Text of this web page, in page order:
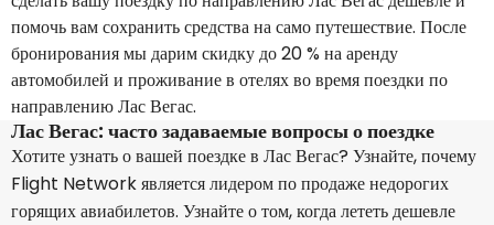
помочь вам сохранить средства на само путешествие. После
бронирования мы дарим скидку до 20 % на аренду
автомобилей и проживание в отелях во время поездки по
направлению Лас Вегас.
Лас Вегас: часто задаваемые вопросы о поездке
Хотите узнать о вашей поездке в Лас Вегас? Узнайте, почему
Flight Network является лидером по продаже недорогих
горящих авиабилетов. Узнайте о том, когда лететь дешевле